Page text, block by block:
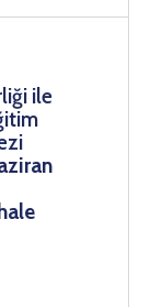
ile